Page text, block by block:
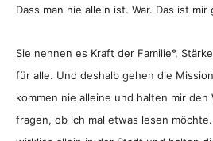
Dass man nie allein ist. War. Das ist
Sie nennen es Kraft der Familie°,
für alle. Und deshalb gehen die
kommen nie alleine und halten mir den
fragen, ob ich mal etwas lesen